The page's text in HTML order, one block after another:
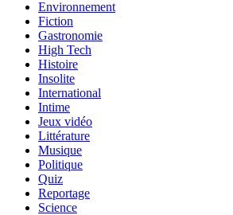
Environnement
Fiction
Gastronomie
High Tech
Histoire
Insolite
International
Intime
Jeux vidéo
Littérature
Musique
Politique
Quiz
Reportage
Science